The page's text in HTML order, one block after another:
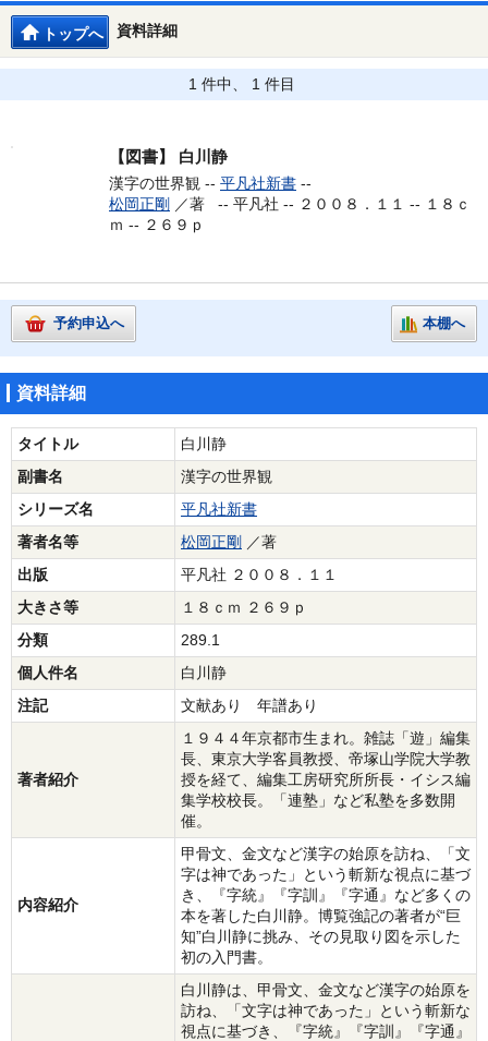
資料詳細
トップへ
1 件中、 1 件目
【図書】 白川静
漢字の世界観 -- 平凡社新書 --
松岡正剛 ／著 -- 平凡社 -- ２００８．１１ -- １８ｃ
ｍ -- ２６９ｐ
予約申込へ 本棚へ
資料詳細
タイトル
白川静
副書名
漢字の世界観
シリーズ名
平凡社新書
著者名等
松岡正剛 ／著
出版
平凡社 ２００８．１１
大きさ等
１８ｃｍ ２６９ｐ
分類
289.1
個人件名
白川静
注記
文献あり 年譜あり
著者紹介
１９４４年京都市生まれ。雑誌「遊」編集
長、東京大学客員教授、帝塚山学院大学教
授を経て、編集工房研究所所長・イシス編
集学校校長。「連塾」など私塾を多数開
催。
内容紹介
甲骨文、金文など漢字の始原を訪ね、「文
字は神であった」という斬新な視点に基づ
き、『字統』『字訓』『字通』など多くの
本を著した白川静。博覧強記の著者が“巨
知”白川静に挑み、その見取り図を示した
初の入門書。
白川静は、甲骨文、金文など漢字の始原を
訪ね、「文字は神であった」という斬新な
視点に基づき、『字統』『字訓』『字通』